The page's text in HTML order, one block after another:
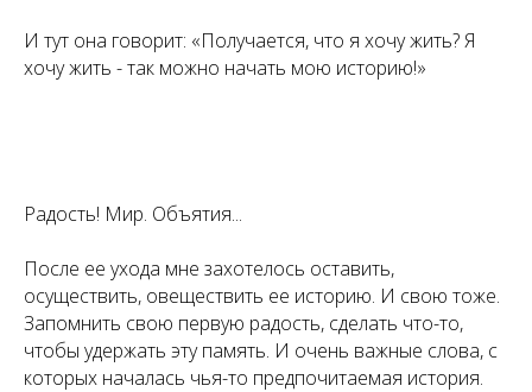
И тут она говорит: «Получается, что я хочу жить? Я
хочу жить - так можно начать мою историю!»
Радость! Мир. Объятия...
После ее ухода мне захотелось оставить,
осуществить, овеществить ее историю. И свою тоже.
Запомнить свою первую радость, сделать что-то,
чтобы удержать эту память. И очень важные слова, с
которых началась чья-то предпочитаемая история.